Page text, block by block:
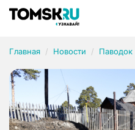
Главная Новости Паводок